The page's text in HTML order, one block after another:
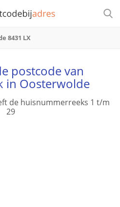
8431 LX
postcode van
in Oosterwolde
de huisnummerreeks 1 t/m
29